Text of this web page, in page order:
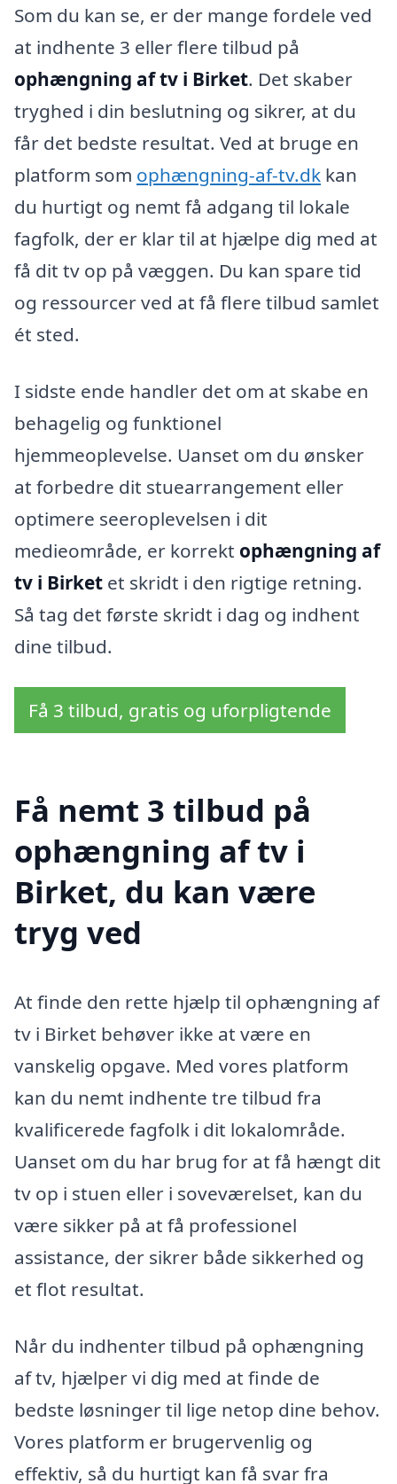
Som du kan se, er der mange fordele ved
at indhente 3 eller flere tilbud på
ophængning af tv i Birket. Det skaber
tryghed i din beslutning og sikrer, at du
får det bedste resultat. Ved at bruge en
platform som ophængning-af-tv.dk kan
du hurtigt og nemt få adgang til lokale
fagfolk, der er klar til at hjælpe dig med at
få dit tv op på væggen. Du kan spare tid
og ressourcer ved at få flere tilbud samlet
ét sted.
I sidste ende handler det om at skabe en
behagelig og funktionel
hjemmeoplevelse. Uanset om du ønsker
at forbedre dit stuearrangement eller
optimere seeroplevelsen i dit
medieområde, er korrekt ophængning af
tv i Birket et skridt i den rigtige retning.
Så tag det første skridt i dag og indhent
dine tilbud.
Få 3 tilbud, gratis og uforpligtende
Få nemt 3 tilbud på
ophængning af tv i
Birket, du kan være
tryg ved
At finde den rette hjælp til ophængning af
tv i Birket behøver ikke at være en
vanskelig opgave. Med vores platform
kan du nemt indhente tre tilbud fra
kvalificerede fagfolk i dit lokalområde.
Uanset om du har brug for at få hængt dit
tv op i stuen eller i soveværelset, kan du
være sikker på at få professionel
assistance, der sikrer både sikkerhed og
et flot resultat.
Når du indhenter tilbud på ophængning
af tv, hjælper vi dig med at finde de
bedste løsninger til lige netop dine behov.
Vores platform er brugervenlig og
effektiv, så du hurtigt kan få svar fra